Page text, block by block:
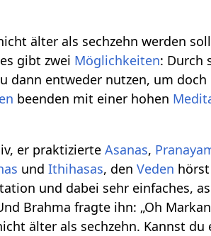
älter als sechzehn werden
gibt zwei Möglichkeiten: Durch
dann entweder nutzen, um doch
beenden mit einer hohen
er praktizierteAsanas,
undIthihasas, denVeden
und dabei sehr einfaches,
Brahma fragte ihn: „Oh
älter als sechzehn. Kannst